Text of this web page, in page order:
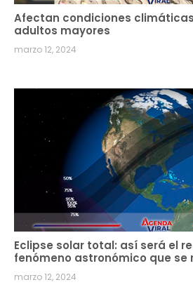
Afectan condiciones
adultos mayores
marzo 12, 2024
Eclipse solar total: así será el
fenómeno astronómico que se
marzo 12, 2024